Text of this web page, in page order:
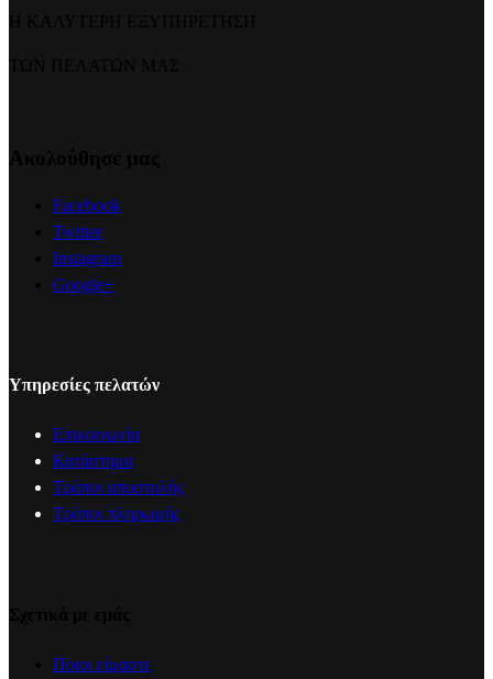
Facebook
Twitter
Instagram
Google+
Υπηρεσίες πελατών
Επικοινωνία
Κατάστημα
Τρόποι αποστολής
Τρόποι πληρωμής
Ποιοι είμαστε